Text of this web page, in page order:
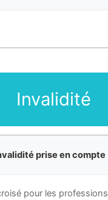
Invalidité
prise en compte
pour les